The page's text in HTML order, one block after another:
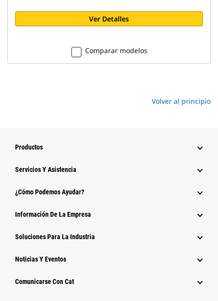
Ver Detalles
Comparar modelos
Volver al principio
Productos
Servicios Y Asistencia
¿Cómo Podemos Ayudar?
Información De La Empresa
Soluciones Para La Industria
Noticias Y Eventos
Comunicarse Con Cat